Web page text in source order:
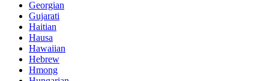
Georgian
Gujarati
Haitian
Hausa
Hawaiian
Hebrew
Hmong